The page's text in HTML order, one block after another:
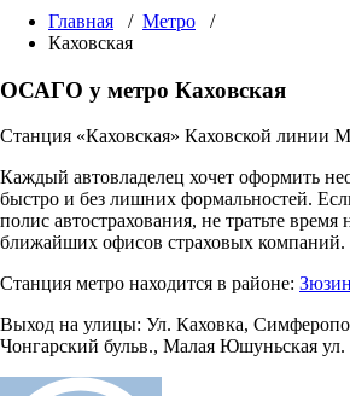
Главная / Метро /
Каховская
ОСАГО у метро Каховская
Станция «Каховская» Каховской линии
Каждый автовладелец хочет оформить
быстро и без лишних формальностей.
полис автострахования, не тратьте
ближайших офисов страховых компаний.
Станция метро находится в районе:
Выход на улицы: Ул. Каховка,
Чонгарский бульв., Малая Юшуньская ул.